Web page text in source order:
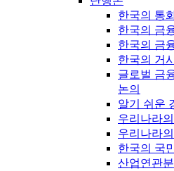
한국의 통
한국의 금
한국의 금
한국의 거
글로벌 금
논의
알기 쉬운
우리나라
우리나라
한국의 국
산업연관